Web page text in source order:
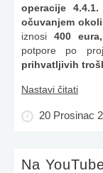
operacije
očuvanjem
iznosi 400
potpore po
prihvatljivih
Nastavi čitati
20 Prosinac
Na